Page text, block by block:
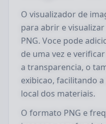
O visualizador de
para abrir e
PNG. Voce pode
de uma vez e
a transparencia, o
exibicao, facilitando
local dos materiais.
O formato PNG e